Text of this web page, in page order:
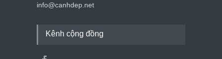
info@canhdep.net
Kênh cộng đồng